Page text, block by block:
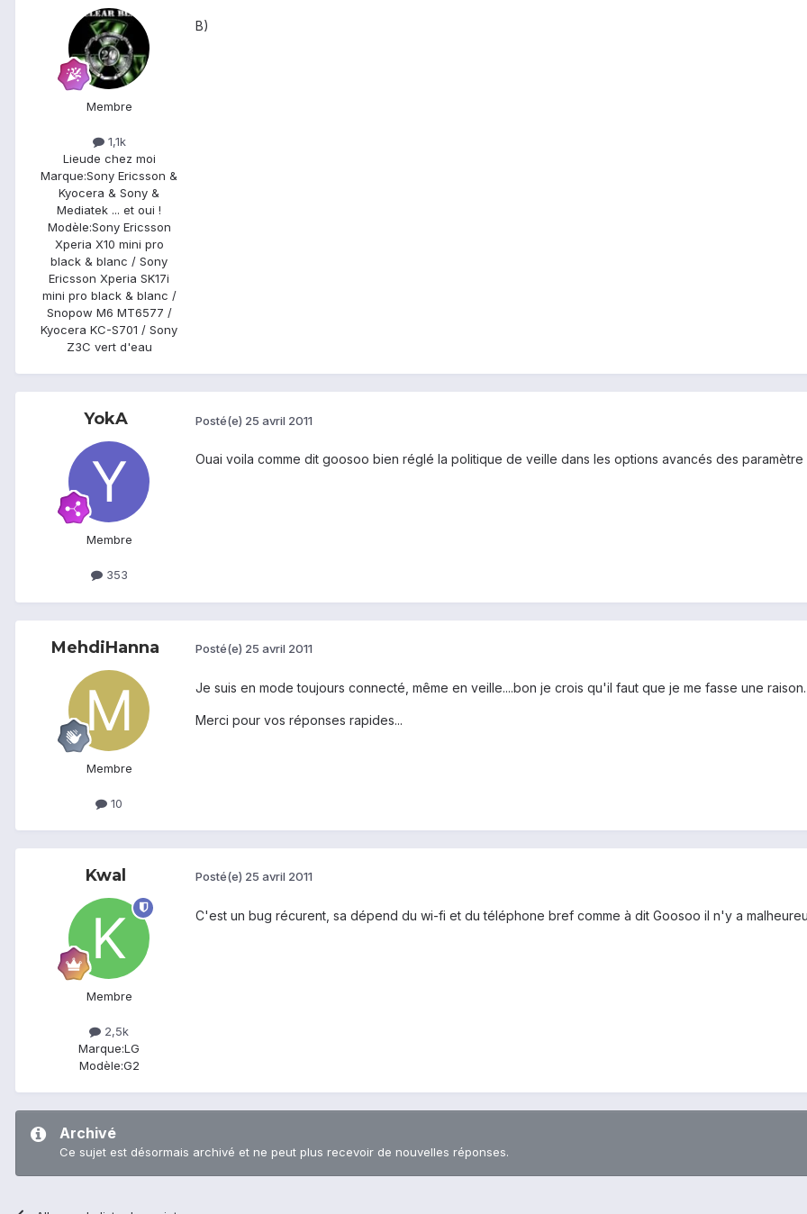
Membre
1,1k
Lieude chez moi
Marque:Sony Ericsson &
Kyocera & Sony &
Mediatek ... et oui !
Modèle:Sony Ericsson
Xperia X10 mini pro
black & blanc / Sony
Ericsson Xperia SK17i
mini pro black & blanc /
Snopow M6 MT6577 /
Kyocera KC-S701 / Sony
Z3C vert d'eau
B)
YokA
Membre
353
Posté(e) 25 avril 2011
Ouai voila comme dit goosoo bien réglé la politique de veille dans les options avancés des paramètre
MehdiHanna
Membre
10
Posté(e) 25 avril 2011
Je suis en mode toujours connecté, même en veille....bon je crois qu'il faut que je me fasse une raison.
Merci pour vos réponses rapides...
Kwal
Membre
2,5k
Marque:LG
Modèle:G2
Posté(e) 25 avril 2011
C'est un bug récurent, sa dépend du wi-fi et du téléphone bref comme à dit Goosoo il n'y a
Archivé
Ce sujet est désormais archivé et ne peut plus recevoir de nouvelles réponses.